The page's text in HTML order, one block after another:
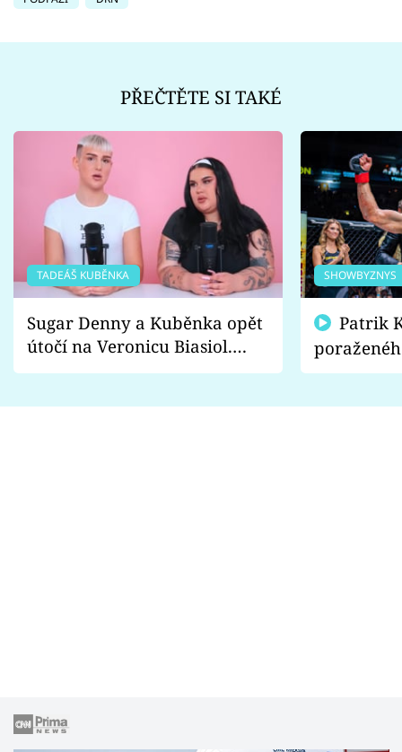
PŘEČTĚTE SI TAKÉ
TADEÁŠ KUBĚNKA
Sugar Denny a Kuběnka opět
útočí na Veronicu Biasiol.
Proč je podle nich falešná a
SHOWBYZNYS
fanoušci